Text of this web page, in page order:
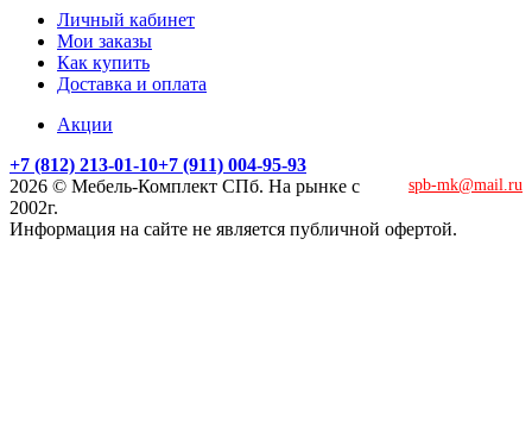
Личный кабинет
Мои заказы
Как купить
Доставка и оплата
Акции
+7 (812) 213-01-10+7 (911) 004-95-93
spb-mk@mail.ru
2026 © Мебель-Комплект СПб. На рынке с
2002г.
Информация на сайте не является публичной офертой.